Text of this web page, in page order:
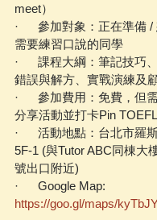
meet）
·      參加對象：正在準備
需要練習口說的同學
·      課程大綱：筆記技
錯誤與解方、實戰演練及
·      參加費用：免費，
分享活動並打卡Pin TOEFL
·      活動地點：台北市羅
5F-1 (與Tutor ABC同棟大
號出口附近)
·      Google Map:
https://goo.gl/maps/